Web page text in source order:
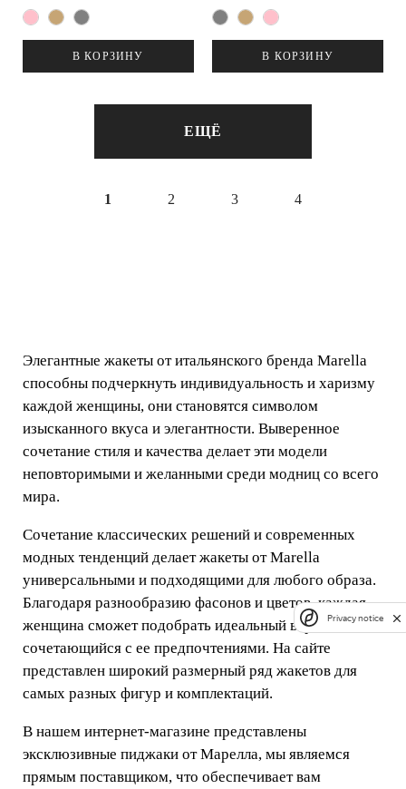
В КОРЗИНУ В КОРЗИНУ
ЕЩЁ
1 2 3 4
Элегантные жакеты от итальянского бренда Marella
способны подчеркнуть индивидуальность и харизму
каждой женщины, они становятся символом
изысканного вкуса и элегантности. Выверенное
сочетание стиля и качества делает эти модели
неповторимыми и желанными среди модниц со всего
мира.
Сочетание классических решений и современных
модных тенденций делает жакеты от Marella
универсальными и подходящими для любого образа.
Благодаря разнообразию фасонов и цветов, каждая
женщина сможет подобрать идеальный вариант,
сочетающийся с ее предпочтениями. На сайте
представлен широкий размерный ряд жакетов для
самых разных фигур и комплектаций.
В нашем интернет-магазине представлены
эксклюзивные пиджаки от Марелла, мы являемся
прямым поставщиком, что обеспечивает вам
Privacy notice